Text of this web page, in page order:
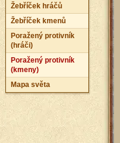
Žebříček hráčů
Žebříček kmenů
Poražený protivník
(hráči)
Poražený protivník
(kmeny)
Mapa světa